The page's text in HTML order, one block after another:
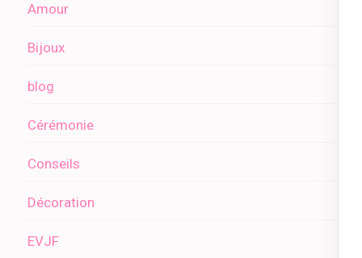
Amour
Bijoux
blog
Cérémonie
Conseils
Décoration
EVJF